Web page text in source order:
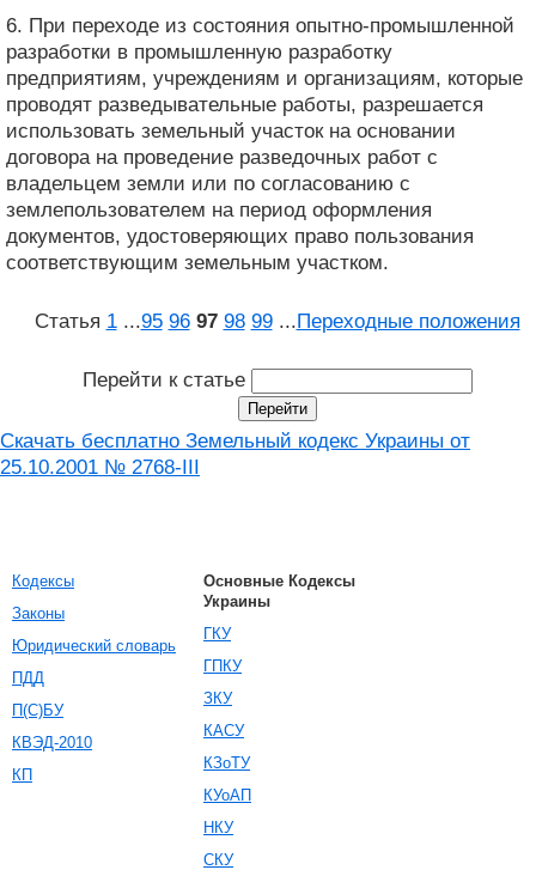
6. При переходе из состояния опытно-промышленной
разработки в промышленную разработку
предприятиям, учреждениям и организациям, которые
проводят разведывательные работы, разрешается
использовать земельный участок на основании
договора на проведение разведочных работ с
владельцем земли или по согласованию с
землепользователем на период оформления
документов, удостоверяющих право пользования
соответствующим земельным участком.
Статья 1 ...95 96 97 98 99 ...Переходные положения
Перейти к статье
Скачать бесплатно Земельный кодекс Украины от
25.10.2001 № 2768-III
Кодексы
Законы
Юридический словарь
ПДД
П(С)БУ
КВЭД-2010
КП
Основные Кодексы
Украины
ГКУ
ГПКУ
ЗКУ
КАСУ
КЗоТУ
КУоАП
НКУ
СКУ